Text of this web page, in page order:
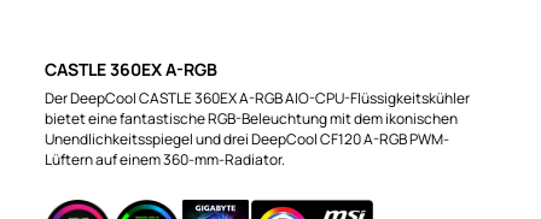
CASTLE 360EX A-RGB
Der DeepCool CASTLE 360EX A-RGB AIO-CPU-Flüssigkeitskühler
bietet eine fantastische RGB-Beleuchtung mit dem ikonischen
Unendlichkeitsspiegel und drei DeepCool CF120 A-RGB PWM-
Lüftern auf einem 360-mm-Radiator.